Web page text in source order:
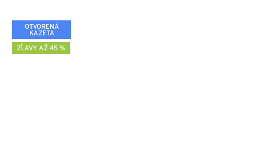
OTVORENÁ
KAZETA
ZĽAVY AŽ 45 %